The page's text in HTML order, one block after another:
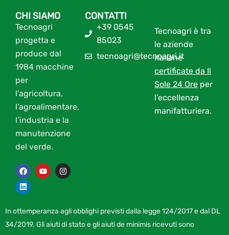
CHI SIAMO
Tecnoagri
progetta e
produce dal
1984 macchine
per
l’agricoltura,
l’agroalimentare,
l’industria e la
manutenzione
del verde.
F
a
c
e
b
o
k
Y
o
e
I
n
r
a
m
L
i
n
k
e
i
n
CONTATTI
+39 0545
85023
tecnoagri@tecnoagri.it
Tecnoagri è tra
le aziende
italiane
certificate da Il
Sole 24 Ore per
l’eccellenza
manifatturiera.
In ottemperanza agli obblighi previsti dalla legge 124/2017 e dal DL
34/2019. Gli aiuti di stato e gli aiuti de minimis ricevuti sono